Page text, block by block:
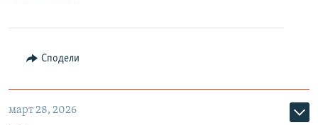
Сподели
март 28, 2026